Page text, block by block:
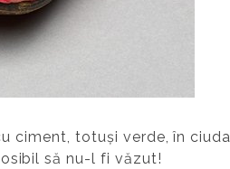
ciment, totuși verde, în ciuda
să nu-l fi văzut!